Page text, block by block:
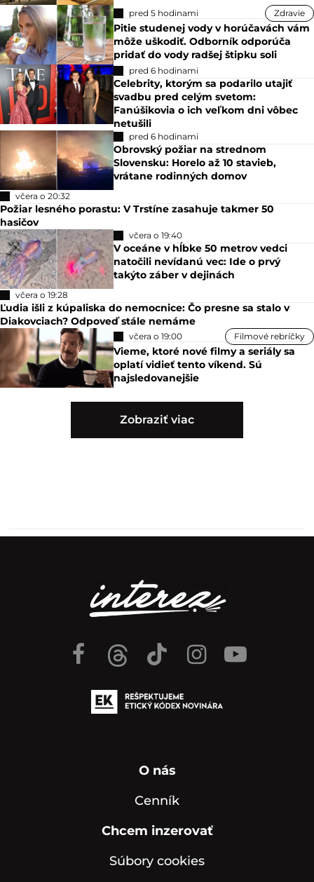
pred 5 hodinami Zdravie
Pitie studenej vody v horúčavách vám
môže uškodiť. Odborník odporúča
pridať do vody radšej štipku soli
pred 6 hodinami
Celebrity, ktorým sa podarilo utajiť
svadbu pred celým svetom:
Fanúšikovia o ich veľkom dni vôbec
netušili
pred 6 hodinami
Obrovský požiar na strednom
Slovensku: Horelo až 10 stavieb,
vrátane rodinných domov
včera o 20:32
Požiar lesného porastu: V Trstíne zasahuje takmer 50
hasičov
včera o 19:40
V oceáne v hĺbke 50 metrov vedci
natočili nevídanú vec: Ide o prvý
takýto záber v dejinách
včera o 19:28
Ľudia išli z kúpaliska do nemocnice: Čo presne sa stalo v
Diakovciach? Odpoveď stále nemáme
včera o 19:00 Filmové rebríčky
Vieme, ktoré nové filmy a seriály sa
oplatí vidieť tento víkend. Sú
najsledovanejšie
Zobraziť viac
O nás
Cenník
Chcem inzerovať
Súbory cookies